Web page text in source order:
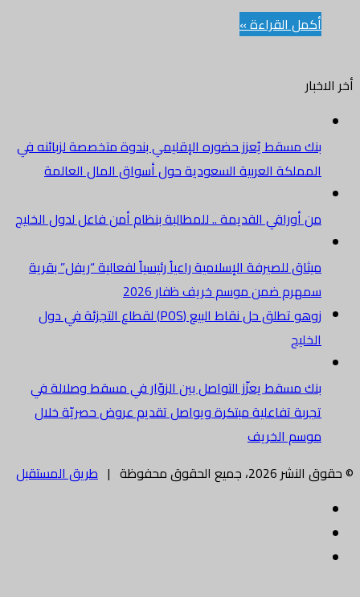
أكمل القراءة »
أخر الاخبار
بنك مسقط يُعزز حضوره الإقليمي بندوة متخصصة لزبائنه في
المملكة العربية السعودية حول أسواق المال العالمة
من أوراقي القديمة .. للمطالبة بنظام أمن فاعل لدول الخليج
ميثاق للصيرفة الإسلامية راعياً رئيسياً لفعالية “ريفل” بقرية
سمهرم ضمن موسم خريف ظفار 2026
زوهو تطلق حل نقاط البيع (POS) لقطاع التجزئة في دول
الخليج
بنك مسقط يعزّز التواصل بين الزوّار في مسقط وصلالة في
تجربة تفاعلية مبتكرة ويواصل تقديم عروض حصريّة خلال
موسم الخريف
© حقوق النشر 2026، جميع الحقوق محفوظة |
طريق المستقبل